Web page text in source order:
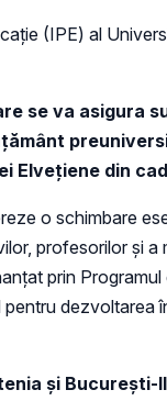
(IPE) al
se va asigura
Elvețiene din
o schimbare
profesorilor și a
prin
dezvoltarea
și București-